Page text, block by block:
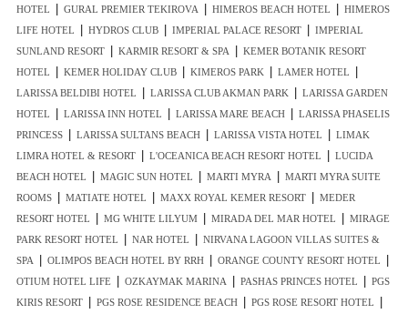
HOTEL
| GURAL PREMIER TEKIROVA | HIMEROS BEACH HOTEL | HIMEROS
LIFE HOTEL
| HYDROS CLUB | IMPERIAL PALACE RESORT | IMPERIAL
SUNLAND RESORT | KARMIR RESORT & SPA | KEMER BOTANIK RESORT
HOTEL
| KEMER HOLIDAY CLUB | KIMEROS PARK | LAMER HOTEL |
LARISSA BELDIBI HOTEL | LARISSA CLUB AKMAN PARK | LARISSA GARDEN
HOTEL
| LARISSA INN HOTEL | LARISSA MARE BEACH | LARISSA PHASELIS
PRINCESS | LARISSA SULTANS BEACH | LARISSA VISTA HOTEL | LIMAK
LIMRA HOTEL & RESORT | L'OCEANICA BEACH RESORT HOTEL | LUCIDA
BEACH HOTEL
| MAGIC SUN HOTEL | MARTI MYRA | MARTI MYRA SUITE
ROOMS | MATIATE HOTEL | MAXX ROYAL KEMER RESORT | MEDER
RESORT HOTEL
| MG WHITE LILYUM | MIRADA DEL MAR HOTEL | MIRAGE
PARK RESORT HOTEL
| NAR HOTEL | NIRVANA LAGOON VILLAS SUITES &
SPA
| OLIMPOS BEACH HOTEL BY RRH | ORANGE COUNTY RESORT HOTEL |
OTIUM HOTEL LIFE | OZKAYMAK MARINA | PASHAS PRINCES HOTEL | PGS
KIRIS RESORT | PGS ROSE RESIDENCE BEACH | PGS ROSE RESORT HOTEL |